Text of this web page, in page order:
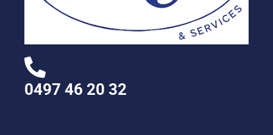
0497 46 20 32